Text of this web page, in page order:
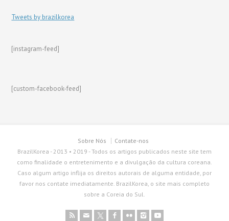
Tweets by brazilkorea
[instagram-feed]
[custom-facebook-feed]
Sobre Nós
Contate-nos
BrazilKorea - 2013 • 2019 - Todos os artigos publicados neste site tem
como finalidade o entretenimento e a divulgação da cultura coreana.
Caso algum artigo inflija os direitos autorais de alguma entidade, por
favor nos contate imediatamente. BrazilKorea, o site mais completo
sobre a Coreia do Sul.